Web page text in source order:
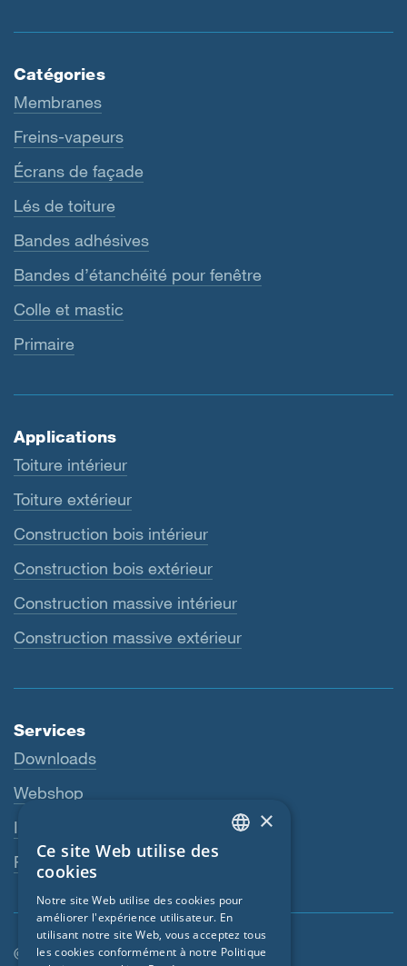
Catégories
Membranes
Freins-vapeurs
Écrans de façade
Lés de toiture
Bandes adhésives
Bandes d’étanchéité pour fenêtre
Colle et mastic
Primaire
Applications
Toiture intérieur
Toiture extérieur
Construction bois intérieur
Construction bois extérieur
Construction massive intérieur
Construction massive extérieur
Services
Downloads
Webshop
Interlocuteur
Revendeurs
© SIGA 2026
ENGLISH
FRENCH
CZECH
×
Ce site Web utilise des
cookies
Notre site Web utilise des cookies pour
améliorer l'expérience utilisateur. En
utilisant notre site Web, vous acceptez tous
les cookies conformément à notre Politique